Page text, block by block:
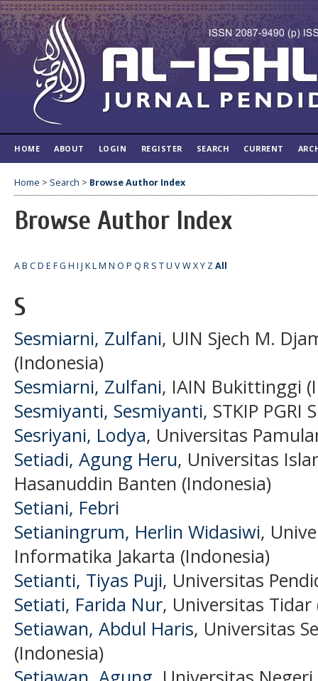
HOME ABOUT LOGIN REGISTER SEARCH CURRENT
Home > Search > Browse Author Index
Browse Author Index
AB CD E FG H I J KLM N O P Q R S TU VWXY ZAll
S
Sesmiarni, Zulfani, UIN Sjech M.
(Indonesia)
Sesmiarni, Zulfani, IAIN Bukittinggi
Sesmiyanti, Sesmiyanti, STKIP
Sesriyani, Lodya, Universitas
Setiadi, Agung Heru, Universitas
Hasanuddin Banten (Indonesia)
Setiani, Febri
Setianingrum, Herlin Widasiwi,
Informatika Jakarta (Indonesia)
Setianti, Tiyas Puji, Universitas
Setiati, Farida Nur, Universitas Tidar
Setiawan, Abdul Haris, Universitas
(Indonesia)